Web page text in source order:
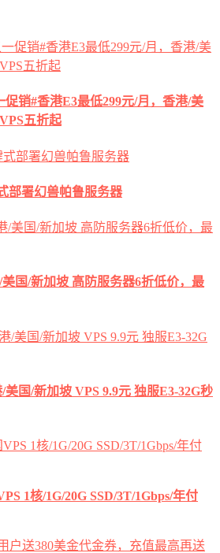
促销#香港E3最低299元/月，香港/美
五折起
部署幻兽帕鲁服务器
国/新加坡 高防服务器6折低价，最
美国/新加坡 VPS 9.9元 独服E3-32G秒
1核/1G/20G SSD/3T/1Gbps/年付